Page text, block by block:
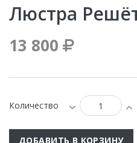
Люстра
13 800
Количество
ДОБАВИТЬ В КОРЗИНУ